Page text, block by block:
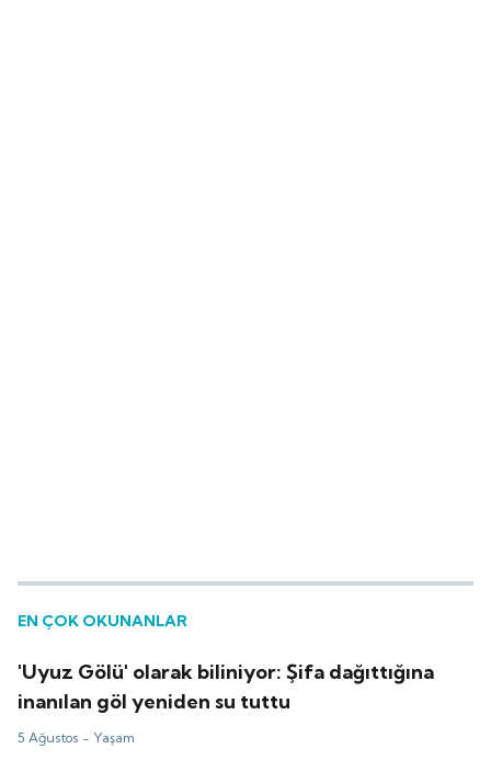
EN ÇOK OKUNANLAR
'Uyuz Gölü' olarak biliniyor: Şifa dağıttığına
inanılan göl yeniden su tuttu
5 Ağustos - Yaşam